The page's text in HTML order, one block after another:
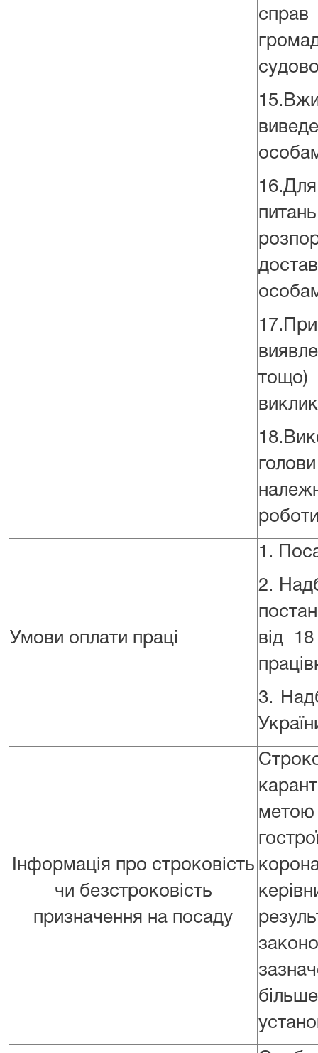
тощо)
Умови оплати праці
1.
2.
від
3.
Інформація про строковість
чи безстроковість
призначення на посаду
метою